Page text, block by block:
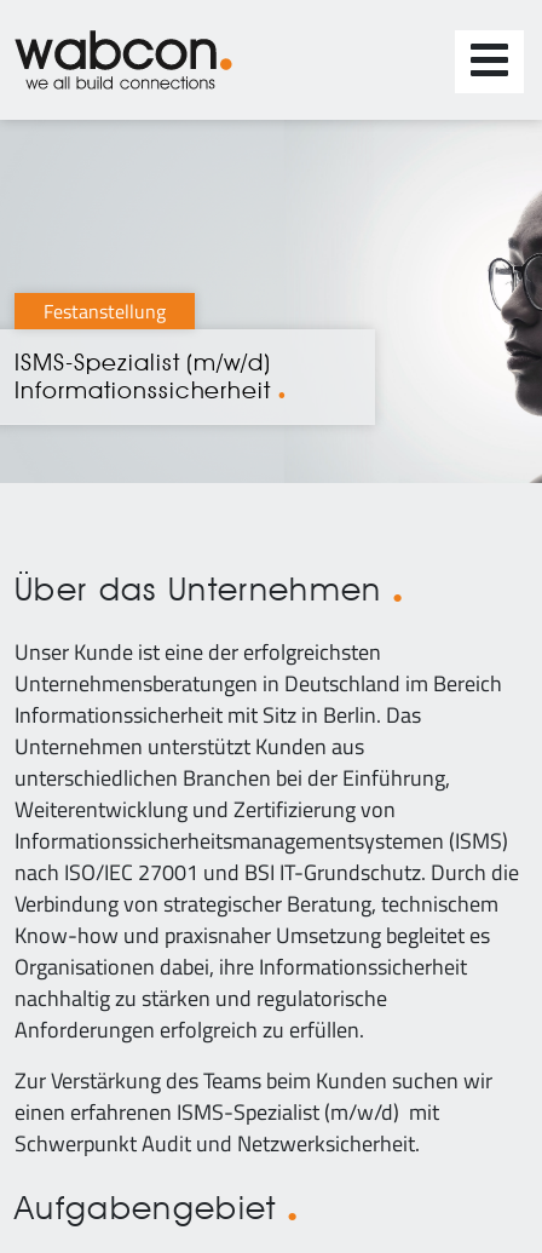
Festanstellung
ISMS-Spezialist (m/w/d)
Informationssicherheit
Über das Unternehmen
Unser Kunde ist eine der erfolgreichsten
Unternehmensberatungen in Deutschland im Bereich
Informationssicherheit mit Sitz in Berlin. Das
Unternehmen unterstützt Kunden aus
unterschiedlichen Branchen bei der Einführung,
Weiterentwicklung und Zertifizierung von
Informationssicherheitsmanagementsystemen (ISMS)
nach ISO/IEC 27001 und BSI IT-Grundschutz. Durch die
Verbindung von strategischer Beratung, technischem
Know-how und praxisnaher Umsetzung begleitet es
Organisationen dabei, ihre Informationssicherheit
nachhaltig zu stärken und regulatorische
Anforderungen erfolgreich zu erfüllen.
Zur Verstärkung des Teams beim Kunden suchen wir
einen erfahrenen ISMS-Spezialist (m/w/d) mit
Schwerpunkt Audit und Netzwerksicherheit.
Aufgabengebiet